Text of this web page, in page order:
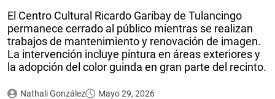
El Centro Cultural Ricardo Garibay de Tulancingo
permanece cerrado al público mientras se realizan
trabajos de mantenimiento y renovación de imagen.
La intervención incluye pintura en áreas exteriores y
la adopción del color guinda en gran parte del recinto.
Nathali González Mayo 29, 2026